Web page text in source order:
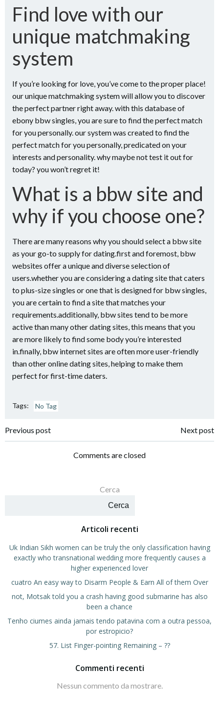
Find love with our
unique matchmaking
system
If you’re looking for love, you’ve come to the proper place!
our unique matchmaking system will allow you to discover
the perfect partner right away. with this database of
ebony bbw singles, you are sure to find the perfect match
for you personally. our system was created to find the
perfect match for you personally, predicated on your
interests and personality. why maybe not test it out for
today? you won’t regret it!
What is a bbw site and
why if you choose one?
There are many reasons why you should select a bbw site
as your go-to supply for dating.first and foremost, bbw
websites offer a unique and diverse selection of
users.whether you are considering a dating site that caters
to plus-size singles or one that is designed for bbw singles,
you are certain to find a site that matches your
requirements.additionally, bbw sites tend to be more
active than many other dating sites, this means that you
are more likely to find some body you’re interested
in.finally, bbw internet sites are often more user-friendly
than other online dating sites, helping to make them
perfect for first-time daters.
Tags: No Tag
Navigazione
Previous post
Navigazione
articoli
Next post
Comments are closed
Cerca
Cerca
Articoli recenti
Uk Indian Sikh women can be truly the only classification having
exactly who transnational wedding more frequently causes a
higher experienced lover
cuatro An easy way to Disarm People & Earn All of them Over
not, Motsak told you a crash having good submarine has also
been a chance
Tenho ciumes ainda jamais tendo patavina com a outra pessoa,
por estropicio?
57. List Finger-pointing Remaining – ??
Commenti recenti
Nessun commento da mostrare.